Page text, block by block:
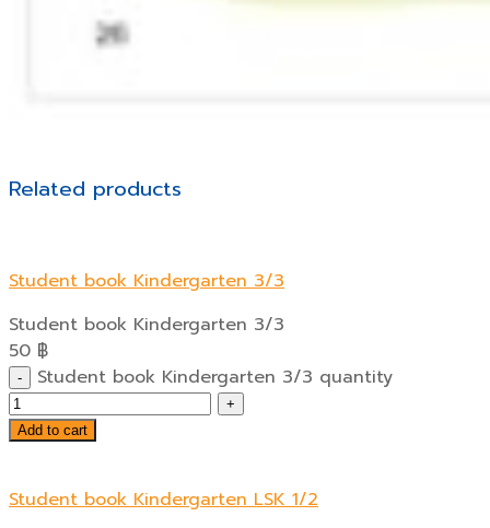
Related products
Student book Kindergarten 3/3
Student book Kindergarten 3/3
50 ฿
Student book Kindergarten 3/3 quantity
Add to cart
Student book Kindergarten LSK 1/2